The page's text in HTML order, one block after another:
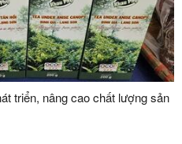
triển, nâng cao chất lượng sản